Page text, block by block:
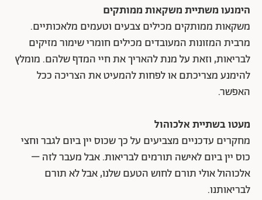
הימנעו משתיית משקאות ממותקים
משקאות ממותקים מכילים צבעים וטעמים מלאכותיים.
מרבית המזונות המעובדים מכילים חומרי שימור מזיקים
לבריאות, וזאת על מנת להאריך את חיי המדף שלהם. מומלץ
להימנע מצריכתם או לפחות להמעיט את הצריכה ככל
האפשר.
מעטו בשתיית אלכוהול
מחקרים עדכניים מצביעים על כך שכוס יין ביום לגבר וחצי
כוס יין ביום לאישה תורמים לבריאות. אבל מעבר לזה –
אלכוהול אולי תורם לחוש הטעם שלנו, אבל לא תורם
לבריאותנו.